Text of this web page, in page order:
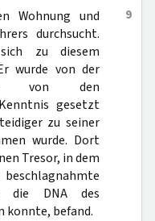
9
Wohnung und
durchsucht.
zu diesem
wurde von der
von den
gesetzt
zu seiner
wurde. Dort
Tresor, in dem
die DNA des
konnte, befand.